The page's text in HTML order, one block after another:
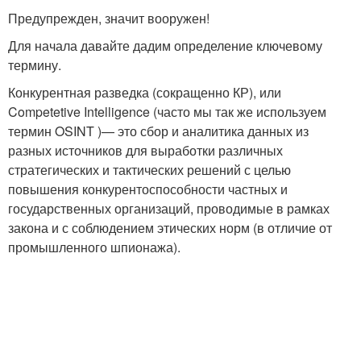
Предупрежден, значит вооружен!
Для начала давайте дадим определение ключевому
термину.
Конкурентная разведка (сокращенно КР), или
Competetive Intelligence (часто мы так же используем
термин OSINT )— это сбор и аналитика данных из
разных источников для выработки различных
стратегических и тактических решений с целью
повышения конкурентоспособности частных и
государственных организаций, проводимые в рамках
закона и с соблюдением этических норм (в отличие от
промышленного шпионажа).